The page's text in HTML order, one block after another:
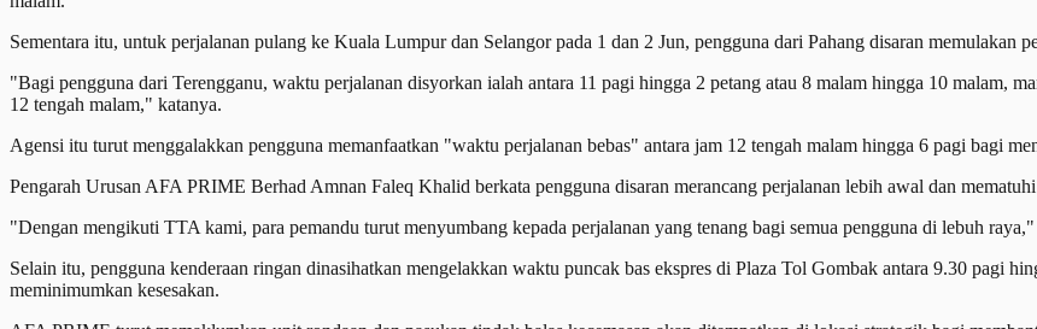
Sementara itu, untuk perjalanan pulang ke Kuala Lumpur dan Selangor pada 1 dan 2 Jun, pengguna dari Pahang disaran memulakan
"Bagi pengguna dari Terengganu, waktu perjalanan disyorkan ialah antara 11 pagi hingga 2 petang atau 8 malam hingga 10 malam,
12 tengah malam," katanya.
Agensi itu turut menggalakkan pengguna memanfaatkan "waktu perjalanan bebas" antara jam 12 tengah malam hingga 6 pagi bagi
Pengarah Urusan AFA PRIME Berhad Amnan Faleq Khalid berkata pengguna disaran merancang perjalanan lebih awal dan
"Dengan mengikuti TTA kami, para pemandu turut menyumbang kepada perjalanan yang tenang bagi semua pengguna di lebuh
Selain itu, pengguna kenderaan ringan dinasihatkan mengelakkan waktu puncak bas ekspres di Plaza Tol Gombak antara 9.30 pagi
meminimumkan kesesakan.